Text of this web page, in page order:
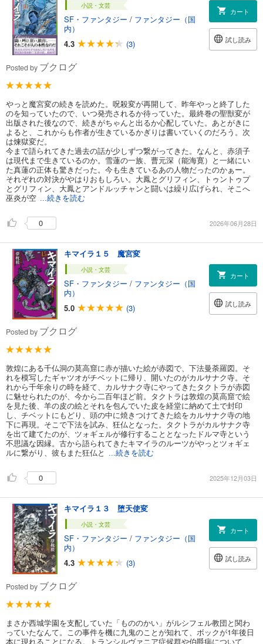
小説・文芸
SF・ファンタジー / ファンタジー（国
内）
4.3
(3)
カート
試し読み
Posted by ブクログ
やっと魔宮変の続きを読めた。呪殺変が再開して、昨年やっと終了した
のを知っていたので、いつ発売されるか待っていた。最終巻の聖獣変が
出版された後なので、続きがちゃんと出るか心配していた。あとがきに
よると、これからも作者が生きているかぎりは書いていくのだろう。次
は煉獄変だ。
今まで語られてきた過去の話が少しずつ繋がってきた。なんと、赤須子
は現代まで生きているのか。雪蓮の一族、曹元深（能海寛）と一緒にい
た真蓮の正体も驚きだった。今も生きているあの人物だったのかぁー。
それぞれの対決がやはりおもしろい。大鳳とグリフィン、トゥントゥプ
とグリフィン、大鳳とアンドルッチャンと闘いは繰り広げられ、そこへ
巫炎が空
...続きを読む
0 2026年06月28日
キマイラ１５ 魔宮変
小説・文芸
SF・ファンタジー / ファンタジー（国
内）
5.0
(3)
カート
試し読み
Posted by ブクログ
敦煌にある千仏洞の莫高窟に赤が描いた絵が赤図で、下法曼荼羅図。そ
れを模写したギャツオがチベットに帰り、開いたのがカルサナク寺。そ
れから千年余りの時を経て、カルサナク寺にやってきたタクトラが赤図
に魅せられたのが、今から二百年ほど前。タクトラは敦煌の莫高窟で絵
を見た後、羊の皮の絵とそれを包んでいた皮を経堂に納めて土で封印
し、チベットにもどり、頭の中に焼きつけてきた絵をカルサナク寺の地
下に再現。そこで下法を試み、狂仏となった。タクトラがカルサナク寺
を出て建てたのが、ツォギェルが修行することとなったドルマ寺という
不思議な因縁。古から語られてきたキマイラのルーツがやっとツォギェ
ルに繋がり、彼もまた狂仏と
...続きを読む
0 2025年12月03日
キマイラ１３ 堕天使変
小説・文芸
SF・ファンタジー / ファンタジー（国
内）
4.3
(3)
カート
試し読み
Posted by ブクログ
まさか西城学園を支配していた「もののかい」がルシフェル教団と関わ
っていたなんて。この事件を機に九鬼のことが知れて、ボックが1年後日
本に現れることになる。トランシルヴァニア症候群や伯爵病について